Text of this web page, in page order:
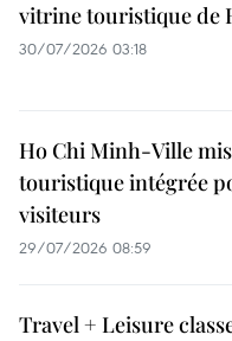
vitrine touristique de
30/07/2026 03:18
Ho Chi Minh-Ville
touristique intégrée
visiteurs
29/07/2026 08:59
Travel + Leisure